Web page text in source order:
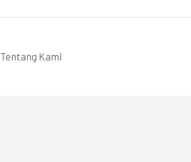
Tentang Kami